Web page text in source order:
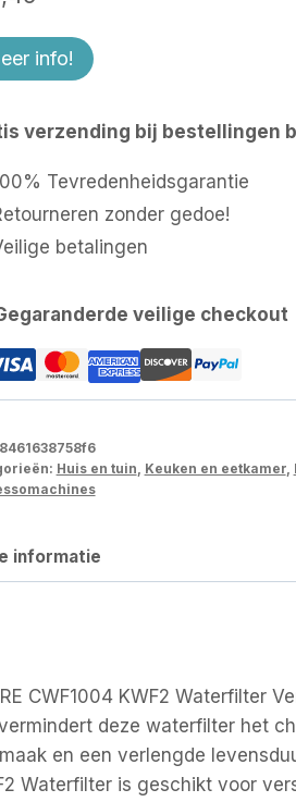
info!
verzending bij bestellingen
Tevredenheidsgarantie
zonder gedoe!
betalingen
veilige checkout
8461638758f6
Huis en tuin Keuken en eetkamer,
informatie
CWF1004 KWF2 Waterfilter
deze waterfilter het
en een verlengde
Waterfilter is geschikt voor